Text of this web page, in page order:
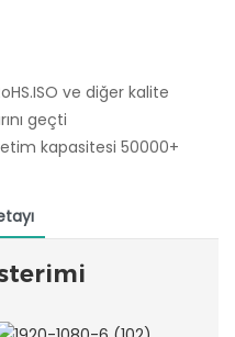
ve diğer kalite
geçti
kapasitesi 50000+